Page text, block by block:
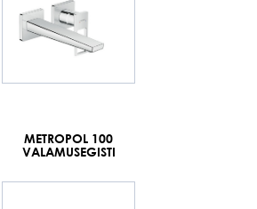
METROPOL 100
VALAMUSEGISTI